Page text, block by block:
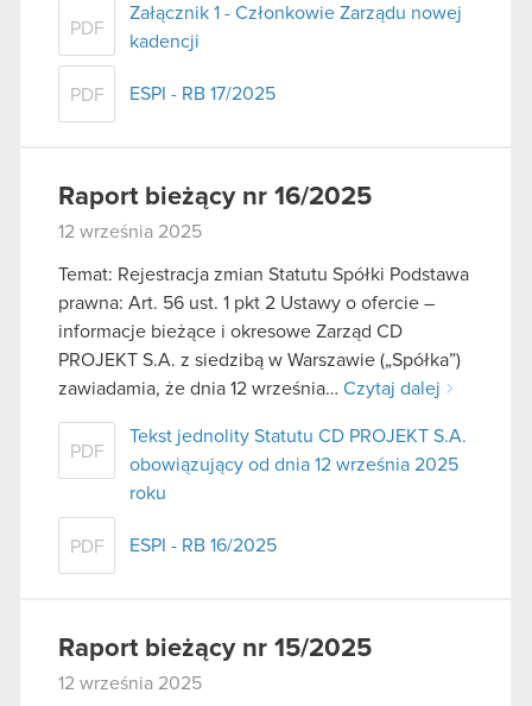
PDF
Załącznik 1 - Członkowie Zarządu nowej
kadencji
PDF ESPI - RB 17/2025
Raport bieżący nr 16/2025
12 września 2025
Temat: Rejestracja zmian Statutu Spółki Podstawa
prawna: Art. 56 ust. 1 pkt 2 Ustawy o ofercie –
informacje bieżące i okresowe Zarząd CD
PROJEKT S.A. z siedzibą w Warszawie („Spółka”)
zawiadamia, że dnia 12 września… Czytaj dalej
PDF
Tekst jednolity Statutu CD PROJEKT S.A.
obowiązujący od dnia 12 września 2025
roku
PDF ESPI - RB 16/2025
Raport bieżący nr 15/2025
12 września 2025